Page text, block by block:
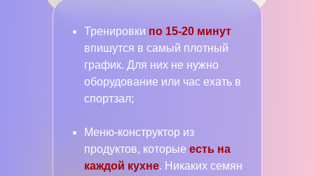
Тренировки по 15-20 минут
впишутся в самый плотный
график. Для них не нужно
оборудование или час ехать в
спортзал;
Меню-конструктор из
продуктов, которые есть на
каждой кухне. Никаких семян